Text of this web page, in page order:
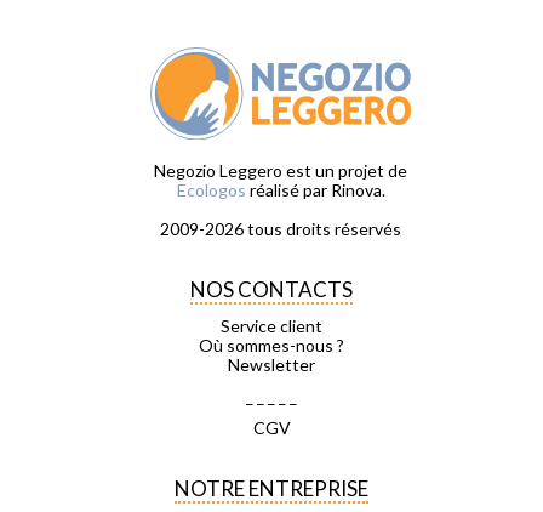
Negozio Leggero est un projet de
Ecologos réalisé par Rinova.
2009-2026 tous droits réservés
NOS CONTACTS
Service client
Où sommes-nous ?
Newsletter
CGV
NOTRE ENTREPRISE